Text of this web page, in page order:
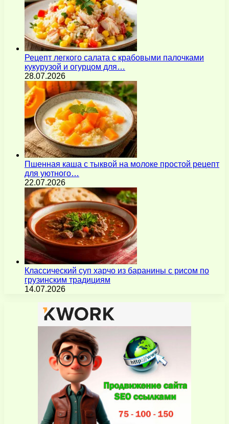
Рецепт легкого салата с крабовыми палочками
кукурузой и огурцом для…
28.07.2026
Пшенная каша с тыквой на молоке простой рецепт
для уютного…
22.07.2026
Классический суп харчо из баранины с рисом по
грузинским традициям
14.07.2026